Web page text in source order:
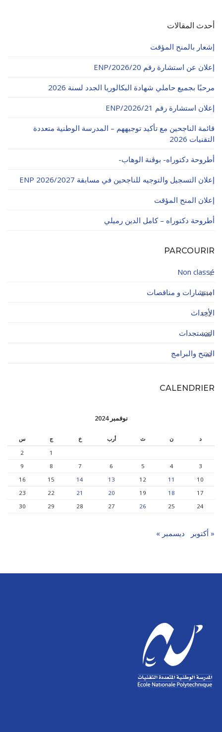
أحدث المقالات
إشعار بالمنح المؤقت
إعلان عن استشارة رقم 20/ENP/2026
مرحبًا بجميع حاملي شهادة البكالوريا الجدد لسنة 2026
إعلان استشارة رقم 21/ENP/2026
قائمة الناجحين مع تأكيد توجيههم – المدرسة الوطنية متعددة
التقنيات 2026
أطروحة دكتوراه- بوڨنة الوهاب-
إعلان التسجيل والتوجيه للناجحين في مسابقة ENP 2026/2027
إعلان المنح المؤقت
أطروحة دكتوراه – كامل الدين رميلي
PARCOURIR
Non classé
4
استشارات و مناقصات
244
الأحداث
132
المستجدات
125
المنح والبرامج
32
CALENDRIER
نوفمبر 2024
د ن ث أرب خ ج
س
1
2
3
4
5
6
7
8
9
10
11
12
13
14
15
16
17
18
19
20
21
22
23
24
25
26
27
28
29
30
« أكتوبر ديسمبر »